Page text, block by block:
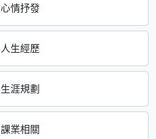
心情抒發
人生經歷
生涯規劃
課業相關